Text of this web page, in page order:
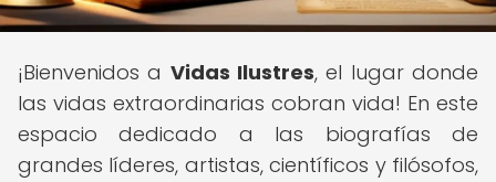
¡Bienvenidos a Vidas Ilustres, el lugar donde
las vidas extraordinarias cobran vida! En este
espacio dedicado a las biografías de
grandes líderes, artistas, científicos y filósofos,